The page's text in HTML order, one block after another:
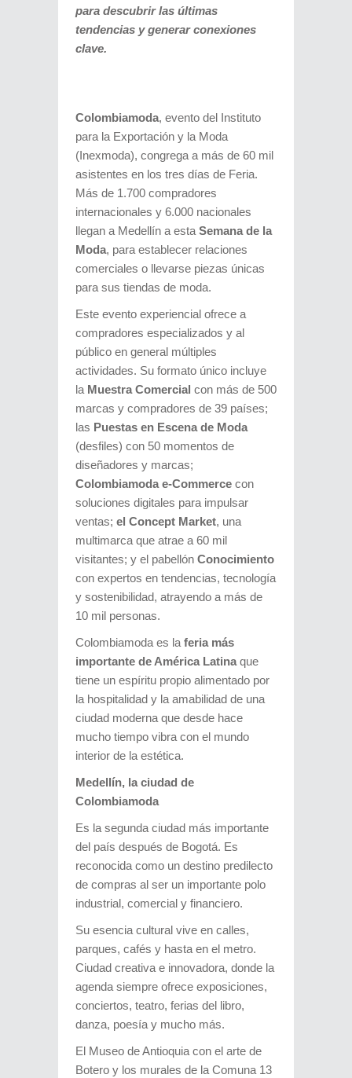
para descubrir las últimas
tendencias y generar conexiones
clave.
Colombiamoda, evento del Instituto
para la Exportación y la Moda
(Inexmoda), congrega a más de 60 mil
asistentes en los tres días de Feria.
Más de 1.700 compradores
internacionales y 6.000 nacionales
llegan a Medellín a esta Semana de la
Moda, para establecer relaciones
comerciales o llevarse piezas únicas
para sus tiendas de moda.
Este evento experiencial ofrece a
compradores especializados y al
público en general múltiples
actividades. Su formato único incluye
la Muestra Comercial con más de 500
marcas y compradores de 39 países;
las Puestas en Escena de Moda
(desfiles) con 50 momentos de
diseñadores y marcas;
Colombiamoda e-Commerce con
soluciones digitales para impulsar
ventas; el Concept Market, una
multimarca que atrae a 60 mil
visitantes; y el pabellón Conocimiento
con expertos en tendencias, tecnología
y sostenibilidad, atrayendo a más de
10 mil personas.
Colombiamoda es la feria más
importante de América Latina que
tiene un espíritu propio alimentado por
la hospitalidad y la amabilidad de una
ciudad moderna que desde hace
mucho tiempo vibra con el mundo
interior de la estética.
Medellín, la ciudad de
Colombiamoda
Es la segunda ciudad más importante
del país después de Bogotá. Es
reconocida como un destino predilecto
de compras al ser un importante polo
industrial, comercial y financiero.
Su esencia cultural vive en calles,
parques, cafés y hasta en el metro.
Ciudad creativa e innovadora, donde la
agenda siempre ofrece exposiciones,
conciertos, teatro, ferias del libro,
danza, poesía y mucho más.
El Museo de Antioquia con el arte de
Botero y los murales de la Comuna 13